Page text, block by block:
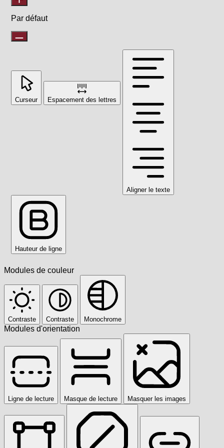
Par défaut
Curseur Espacement des lettres
Aligner le texte
Hauteur de ligne
Modules de couleur
Contraste Contraste Monochrome
Modules d'orientation
Ligne de lecture Masque de lecture Masquer les images